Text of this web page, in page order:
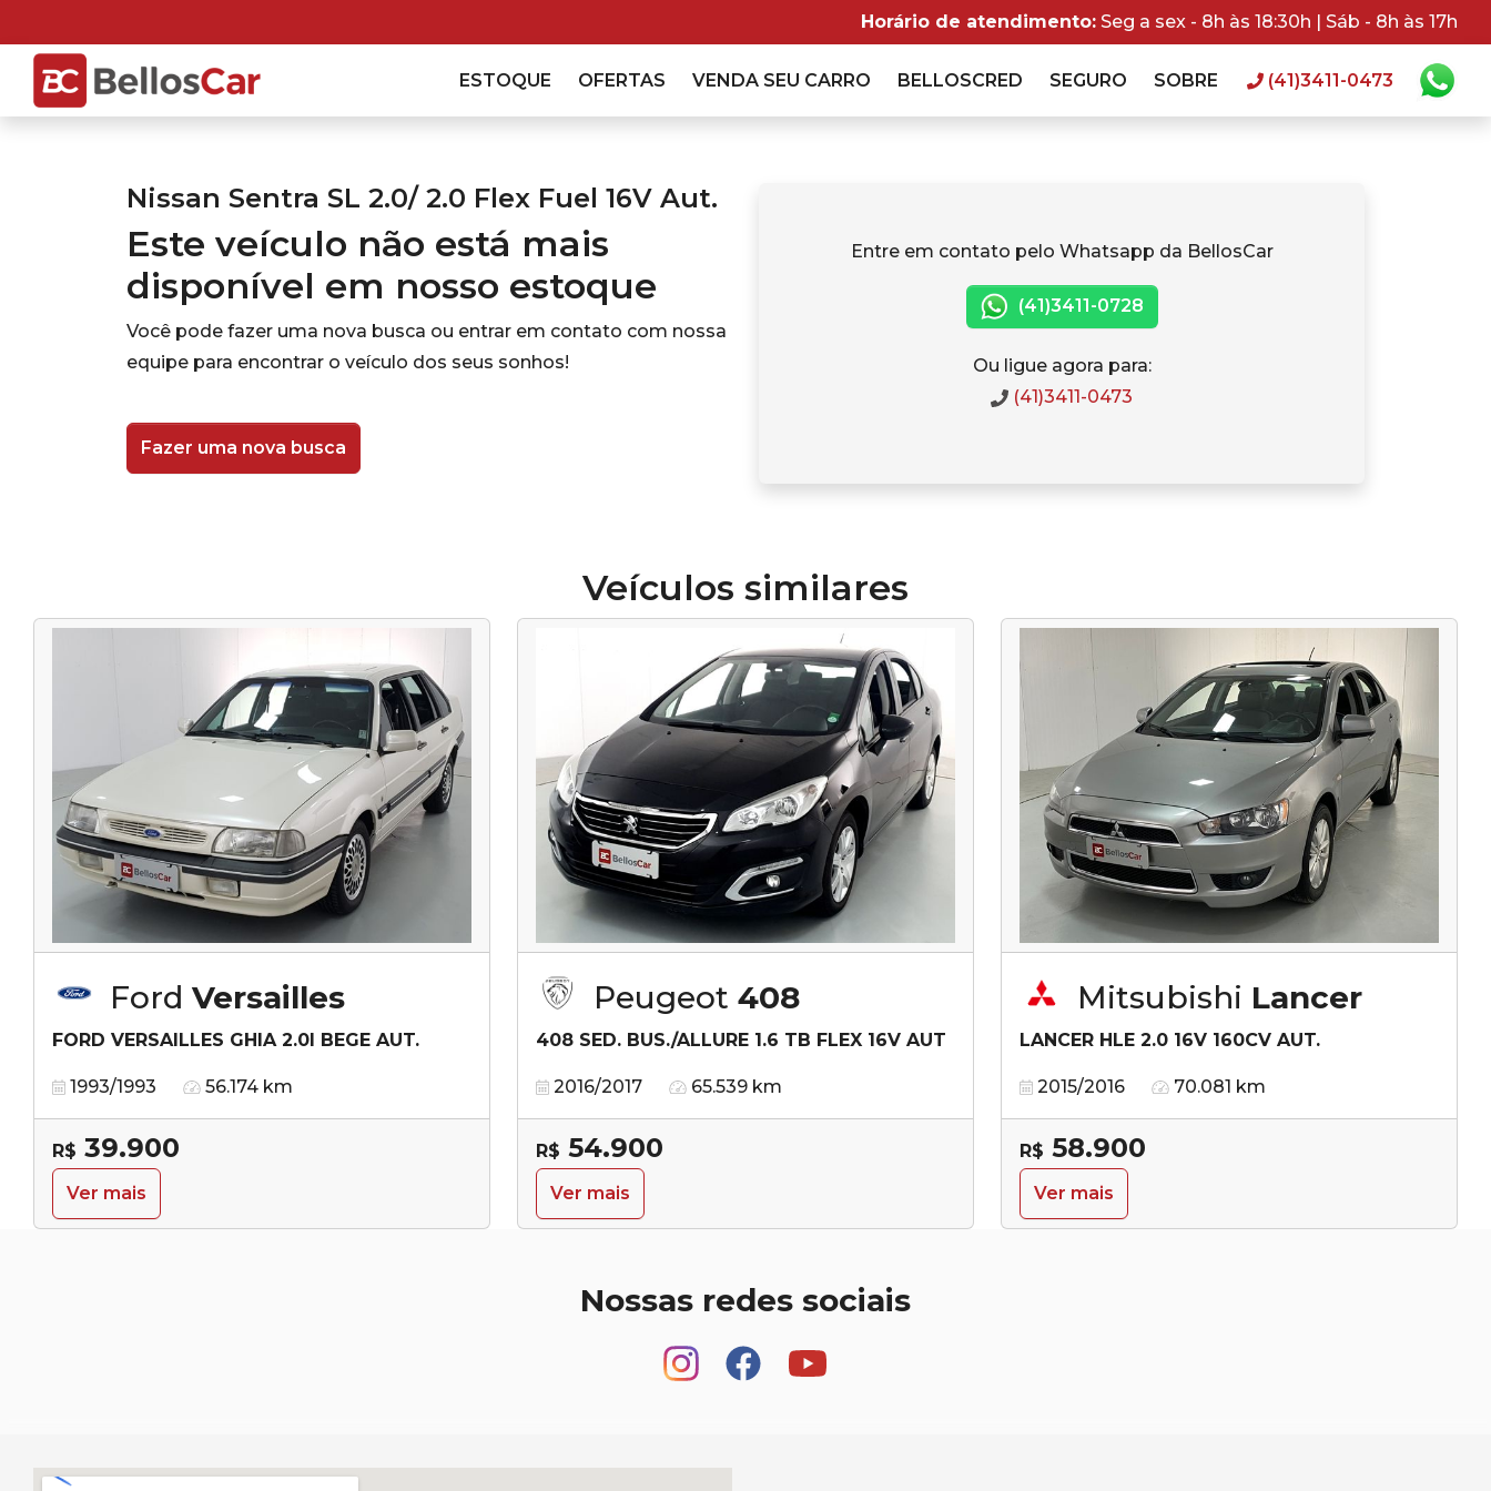
Horário de atendimento: Seg a sex - 8h às 18:30h | Sáb - 8h às 17h
ESTOQUE OFERTAS VENDA SEU CARRO BELLOSCRED SEGURO SOBRE (41)3411-0473
Nissan Sentra SL 2.0/ 2.0 Flex Fuel 16V Aut.
Este veículo não está mais
disponível em nosso estoque
Você pode fazer uma nova busca ou entrar em contato com nossa
equipe para encontrar o veículo dos seus sonhos!
Fazer uma nova busca
Entre em contato pelo Whatsapp da BellosCar
(41)3411-0728
Ou ligue agora para:
(41)3411-0473
Veículos similares
Ford Versailles
FORD VERSAILLES GHIA 2.0I BEGE AUT.
1993/1993 56.174 km
R$ 39.900
Ver mais
Peugeot 408
408 SED. BUS./ALLURE 1.6 TB FLEX 16V AUT
2016/2017 65.539 km
R$ 54.900
Ver mais
Mitsubishi Lancer
LANCER HLE 2.0 16V 160CV AUT.
2015/2016 70.081 km
R$ 58.900
Ver mais
Nossas redes sociais